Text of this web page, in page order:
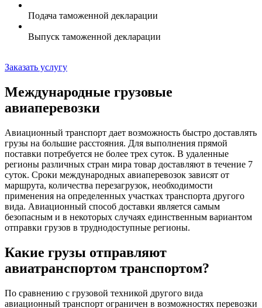
Подача таможенной декларации
Выпуск таможенной декларации
Заказать услугу
Международные грузовые
авиаперевозки
Авиационный транспорт дает возможность быстро доставлять
грузы на большие расстояния. Для выполнения прямой
поставки потребуется не более трех суток. В удаленные
регионы различных стран мира товар доставляют в течение 7
суток. Сроки международных авиаперевозок зависят от
маршрута, количества перезагрузок, необходимости
применения на определенных участках транспорта другого
вида. Авиационный способ доставки является самым
безопасным и в некоторых случаях единственным вариантом
отправки грузов в труднодоступные регионы.
Какие грузы отправляют
авиатранспортом транспортом?
По сравнению с грузовой техникой другого вида
авиационный транспорт ограничен в возможностях перевозки